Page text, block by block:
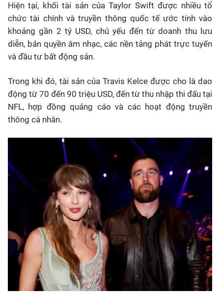
Hiện tại, khối tài sản của Taylor Swift được nhiều tổ
chức tài chính và truyền thông quốc tế ước tính vào
khoảng gần 2 tỷ USD, chủ yếu đến từ doanh thu lưu
diễn, bản quyền âm nhạc, các nền tảng phát trực tuyến
và đầu tư bất động sản.
Trong khi đó, tài sản của Travis Kelce được cho là dao
động từ 70 đến 90 triệu USD, đến từ thu nhập thi đấu tại
NFL, hợp đồng quảng cáo và các hoạt động truyền
thông cá nhân.